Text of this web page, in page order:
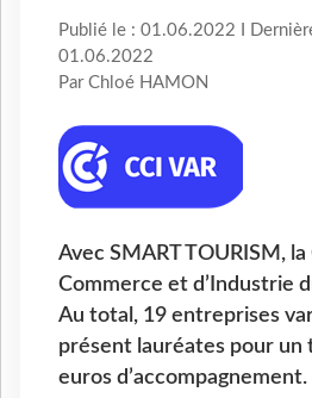
Publié le : 01.06.2022 I
01.06.2022
Par Chloé HAMON
Avec SMART TOURISM,
Commerce et d’Industrie
Au total, 19 entreprises
présent lauréates pour un
euros d’accompagnement.